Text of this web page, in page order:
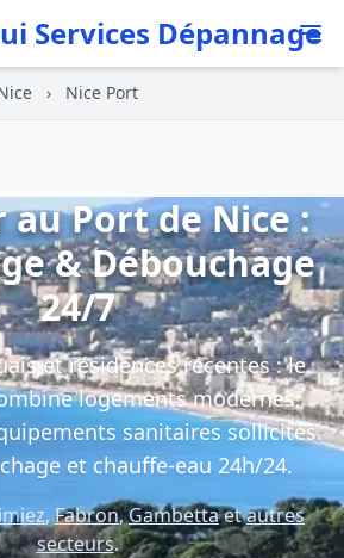
Services Dépannage
› Nice Port
au Port de Nice :
& Débouchage
24/7
et résidences récentes : le
logements modernes,
sanitaires sollicités.
et chauffe-eau 24h/24.
,Fabron,Gambettaetautres
secteurs.